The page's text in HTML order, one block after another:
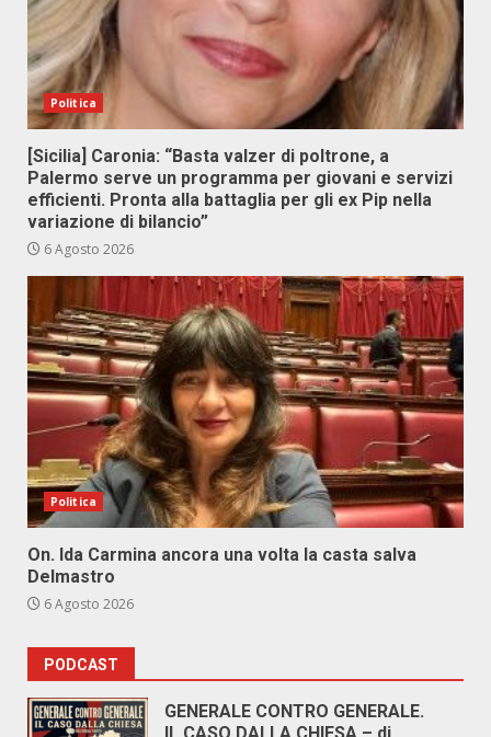
Politica
[Sicilia] Caronia: “Basta valzer di poltrone, a
Palermo serve un programma per giovani e servizi
efficienti. Pronta alla battaglia per gli ex Pip nella
variazione di bilancio”
6 Agosto 2026
Politica
On. Ida Carmina ancora una volta la casta salva
Delmastro
6 Agosto 2026
PODCAST
GENERALE CONTRO GENERALE.